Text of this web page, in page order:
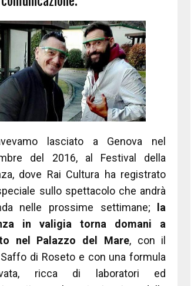
lasciato a Genova nel
del 2016, al Festival della
dove Rai Cultura ha registrato
sullo spettacolo che andrà
nelle prossime settimane;
la
in valigia torna domani a
nel Palazzo del Mare, con il
Saffo di Roseto e con una formula
ricca di laboratori ed